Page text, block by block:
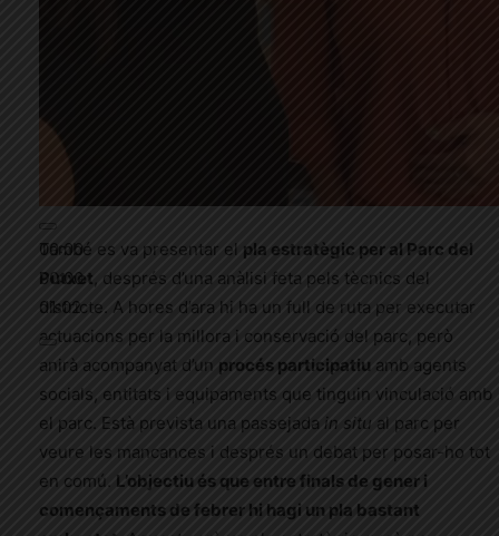
00:00
00:00
01:02
També es va presentar el
pla estratègic per al Parc del
Putxet, després d’una anàlisi feta pels tècnics del
districte. A hores d’ara hi ha un full de ruta per executar
actuacions per la millora i conservació del parc, però
anirà acompanyat d’un procés participatiu amb agents
socials, entitats i equipaments que tinguin vinculació amb
el parc. Està prevista una passejada in situ al parc per
veure les mancances i després un debat per posar-ho tot
en comú. L’objectiu és que entre finals de gener i
començaments de febrer hi hagi un pla bastant